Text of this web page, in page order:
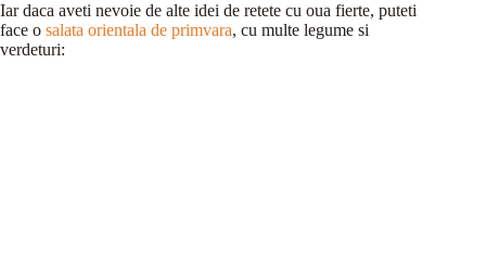
Iar daca aveti nevoie de alte idei de retete cu oua fierte, puteti
face o salata orientala de primvara, cu multe legume si
verdeturi: